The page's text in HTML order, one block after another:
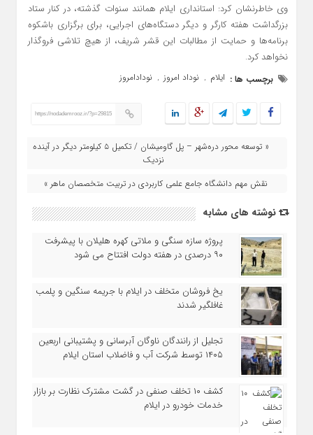
وی خاطرنشان کرد: استانداری ایلام همانند سنوات گذشته، در کنار ستاد
بزرگداشت هفته کارگر و دیگر دستگاه‌های اجرایی، برای برگزاری باشکوه
برنامه‌ها و حمایت از مطالبات این قشر شریف، از هیچ تلاشی فروگذار
نخواهد کرد.
برچسب ها : ایلام , نوداد امروز , نودادامروز
https://nodademrooz.ir/?p=29815
« توسعه محور دره‌شهر – پل گاومیشان / تکمیل ۵ کیلومتر دیگر در آینده
نزدیک
نقش مهم دانشگاه جامع علمی کاربردی در تربیت متخصصان ماهر »
نوشته های مشابه
پروژه سازه سنگی و ملاتی کهره هلیلان با پیشرفت
۹۰ درصدی در هفته دولت افتتاح می شود
یخ‌ فروشان متخلف در ایلام با جریمه سنگین و پلمب
غافلگیر شدند
تجلیل از رانندگان ناوگان آبرسانی و پشتیبانی اربعین
۱۴۰۵ توسط شرکت آب و فاضلاب استان ایلام
کشف ۱۰ تخلف صنفی در گشت مشترک نظارت بر بازار
خدمات خودرو در ایلام